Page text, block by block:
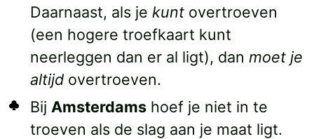
Daarnaast, als jekunt overtroeven
(een hogere troefkaart kunt
neerleggen dan er al ligt), danmoet je
altijd overtroeven.
Bij Amsterdams hoef je niet in te
troeven als de slag aan je maat ligt.